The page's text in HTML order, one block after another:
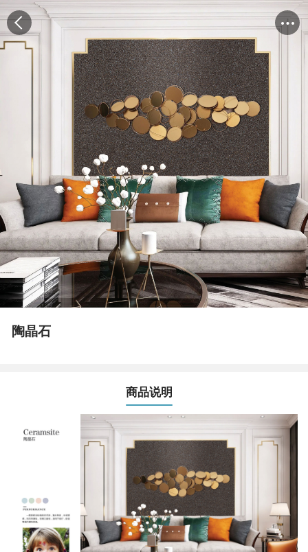
陶晶石
商品说明